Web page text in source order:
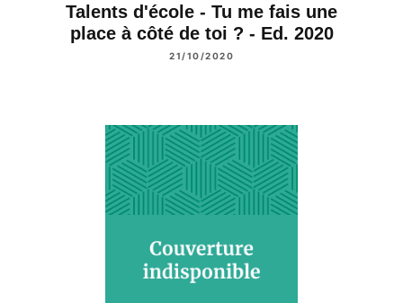
Talents d'école - Tu me fais une
place à côté de toi ? - Ed. 2020
21/10/2020